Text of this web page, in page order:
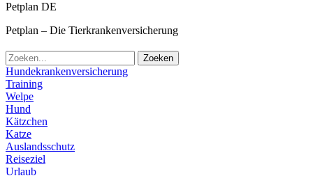
Petplan DE
Petplan – Die Tierkrankenversicherung
Zoeken
Hundekrankenversicherung
Training
Welpe
Hund
Kätzchen
Katze
Auslandsschutz
Reiseziel
Urlaub